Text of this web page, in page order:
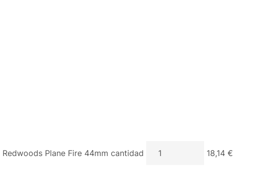
Redwoods Plane Fire 44mm cantidad 18,14 €